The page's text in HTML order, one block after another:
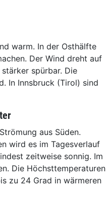
warm. In der Osthälfte
Der Wind dreht auf
spürbar. Die
In Innsbruck (Tirol) sind
aus Süden.
wird es im Tagesverlauf
zeitweise sonnig. Im
Die Höchsttemperaturen
zu 24 Grad in wärmeren